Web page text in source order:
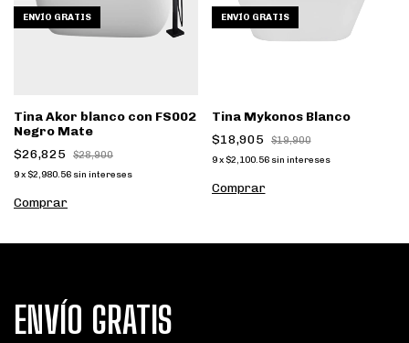
ENVÍO GRATIS
Tina Akor blanco con FS002
Negro Mate
$26,825
$28,900
9x $2,980.56 sin intereses
Comprar
ENVÍO GRATIS
Tina Mykonos Blanco
$18,905
$19,900
9 x $2,100.56 sin intereses
Comprar
ENVÍO GRATIS